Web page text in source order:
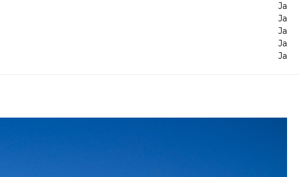
Ja
Ja
Ja
Ja
Ja